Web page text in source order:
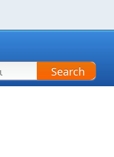
Search